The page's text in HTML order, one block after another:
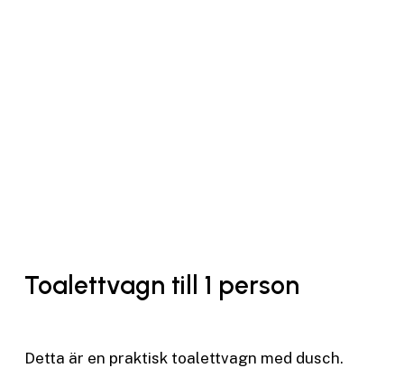
Toalettvagn till 1 person
Detta är en praktisk toalettvagn med dusch.